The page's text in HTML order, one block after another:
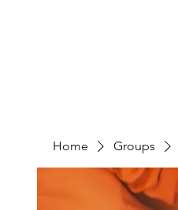
Home Groups